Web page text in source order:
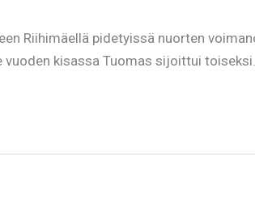
Riihimäellä pidetyissä nuorten
kisassa Tuomas sijoittui